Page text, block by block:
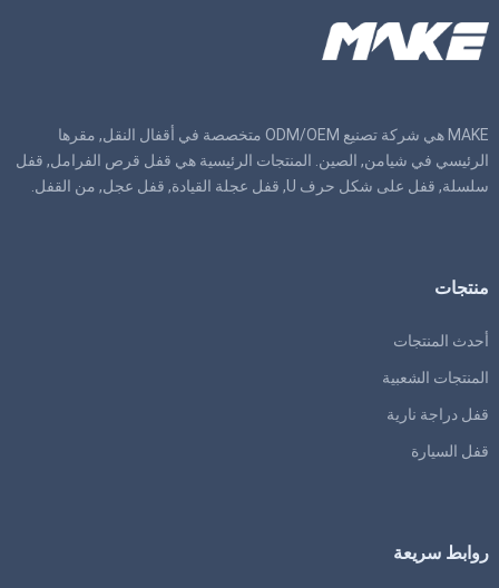
MAKE هي شركة تصنيع ODM/OEM متخصصة في أقفال النقل, مقرها
الرئيسي في شيامن, الصين. المنتجات الرئيسية هي قفل قرص الفرامل, قفل
سلسلة, قفل على شكل حرف U, قفل عجلة القيادة, قفل عجل, من القفل.
منتجات
أحدث المنتجات
المنتجات الشعبية
قفل دراجة نارية
قفل السيارة
روابط سريعة